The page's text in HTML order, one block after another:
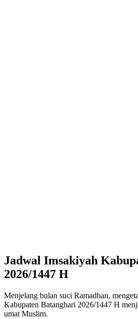
Jadwal Imsakiyah
2026/1447 H
Menjelang bulan suci Ramadhan,
Kabupaten Batanghari 2026/1447 H
umat Muslim.